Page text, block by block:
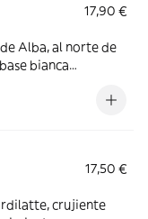
17,90 €
Alba, al norte de
bianca
17,50 €
crujiente